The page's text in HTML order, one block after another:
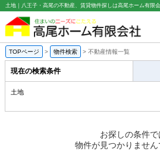
土地｜八王子・高尾の不動産、賃貸物件探しは高尾ホーム有限
TOPページ > 物件検索 > 不動産情報一覧
現在の検索条件
土地
お探しの条件で
物件が見つかりません